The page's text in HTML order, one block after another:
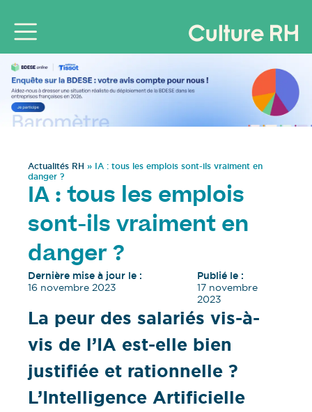
Actualités RH » IA : tous les emplois sont-ils vraiment en
danger ?
IA : tous les emplois
sont-ils vraiment en
danger ?
Dernière mise à jour le :
16 novembre 2023
Publié le :
17 novembre
2023
La peur des salariés vis-à-
vis de l’IA est-elle bien
justifiée et rationnelle ?
L’Intelligence Artificielle